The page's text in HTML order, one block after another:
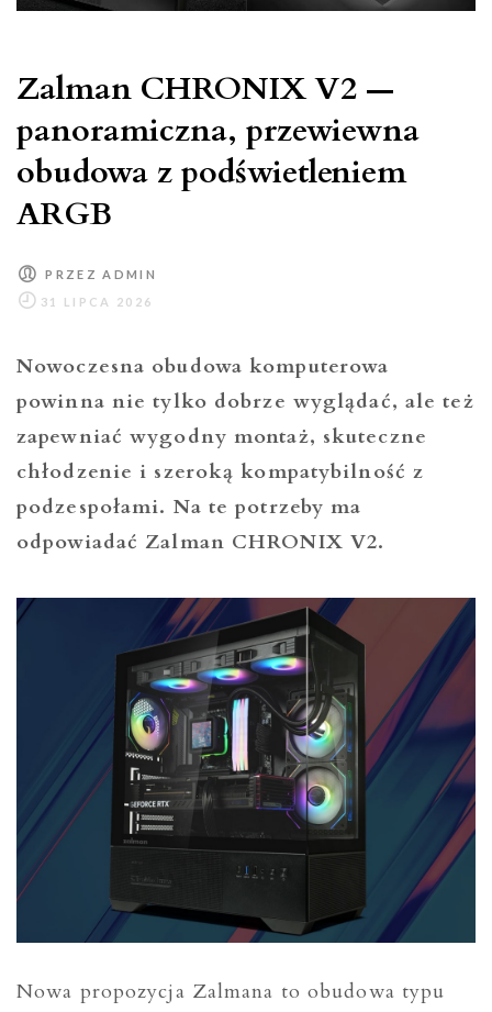
Zalman CHRONIX V2 —
panoramiczna, przewiewna
obudowa z podświetleniem
ARGB
PRZEZADMIN
Nowoczesna obudowa komputerowa
powinna nie tylko dobrze wyglądać, ale też
zapewniać wygodny montaż, skuteczne
chłodzenie i szeroką kompatybilność z
podzespołami. Na te potrzeby ma
odpowiadać Zalman CHRONIX V2.
Nowa propozycja Zalmana to obudowa typu